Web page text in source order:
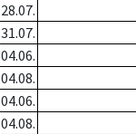
28.07.
31.07.
04.06.
04.08.
04.06.
04.08.